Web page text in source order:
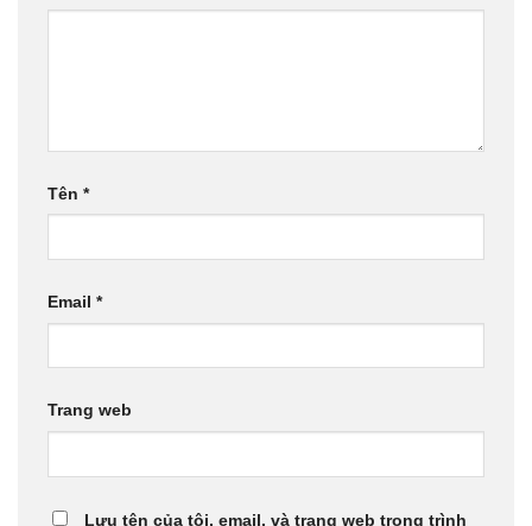
Tên *
Email *
Trang web
Lưu tên của tôi, email, và trang web trong trình